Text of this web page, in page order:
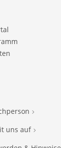
uns auf